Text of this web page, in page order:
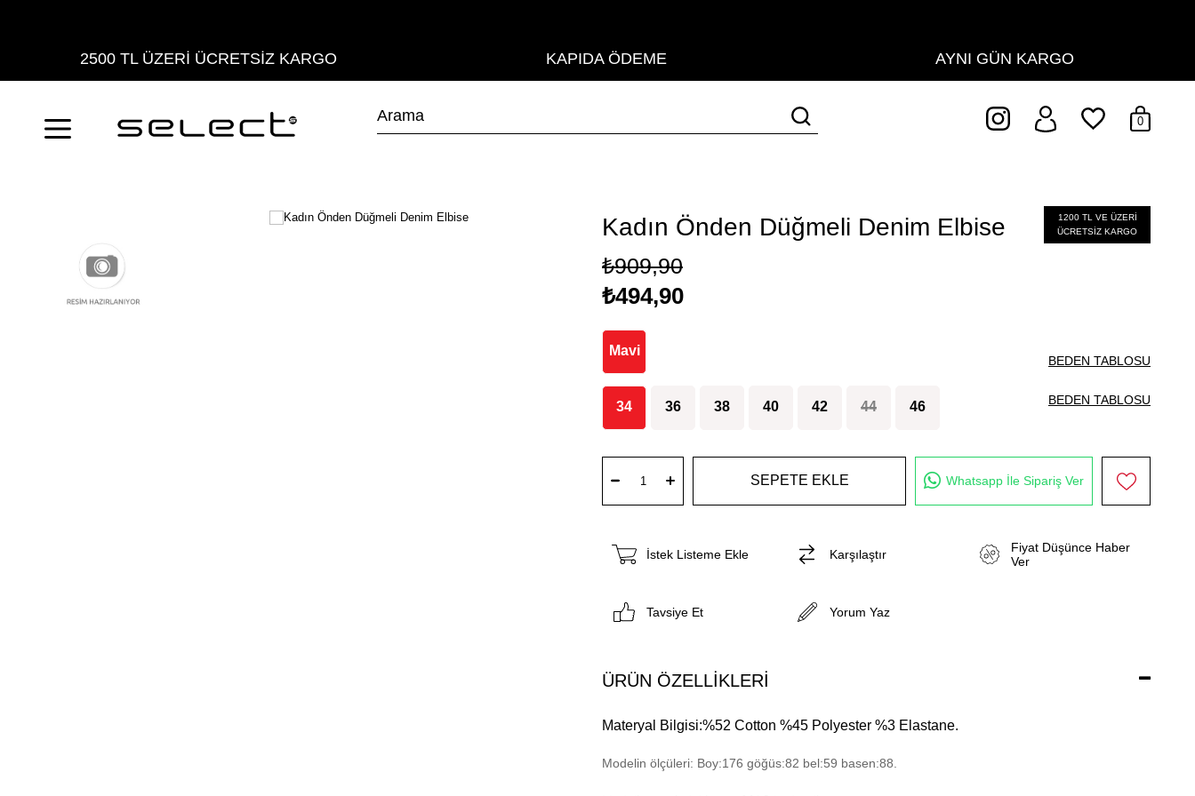
2500 TL ÜZERİ ÜCRETSİZ KARGO KAPIDA ÖDEME AYNI GÜN KARGO
0
Kadın Önden Düğmeli Denim Elbise
1200 TL VE ÜZERİ
ÜCRETSİZ KARGO
₺909,90
₺494,90
Mavi
34 36 38 40 42 44 46
BEDEN TABLOSU
BEDEN TABLOSU
Whatsapp İle Sipariş Ver
İstek Listeme Ekle Karşılaştır
Fiyat Düşünce Haber
Ver
Tavsiye Et Yorum Yaz
ÜRÜN ÖZELLIKLERI
Materyal Bilgisi:%52 Cotton %45 Polyester %3 Elastane.
Modelin ölçüleri: Boy:176 göğüs:82 bel:59 basen:88.